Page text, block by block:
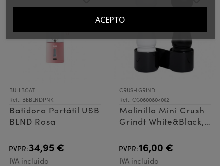
BULLBOAT
Ref.: BBBLNDPNK
Batidora Portátil USB
BLND Rosa
PVPR:34,95 €
IVA incluido
CRUSH GRIND
Ref.: CG0600804002
Molinillo Mini Crush
Grindt White&Black,
PVPR:16,00 €
IVA incluido
ACEPTO